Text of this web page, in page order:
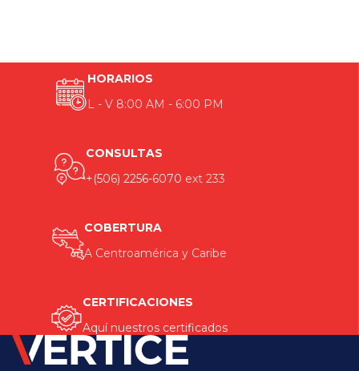
HORARIOS
L - V 8:00 AM - 6:00 PM
CONSULTAS
+(506) 2256-6070 ext 233
COBERTURA
A Centroamérica y Caribe
CERTIFICACIONES
Aquí nuestros certificados